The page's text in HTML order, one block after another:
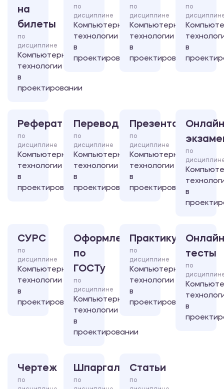
на
билеты
по
дисциплине
Компьютерные
технологии
в
проектировании
по
дисциплине
Компьютерные
технологии
в
проектировании
по
дисциплине
Компьютерные
технологии
в
проектировании
по
в
Реферат
по
дисциплине
Компьютерные
технологии
в
проектировании
Перевод
по
дисциплине
Компьютерные
технологии
в
проектировании
Презентация
по
дисциплине
Компьютерные
технологии
в
проектировании
по
в
СУРС
по
дисциплине
Компьютерные
технологии
в
проектировании
Оформление
по
ГОСТу
по
дисциплине
Компьютерные
технологии
в
проектировании
Практикум
по
дисциплине
Компьютерные
технологии
в
проектировании
тесты
по
в
Чертеж
по
Шпаргалка
по
Статьи
по